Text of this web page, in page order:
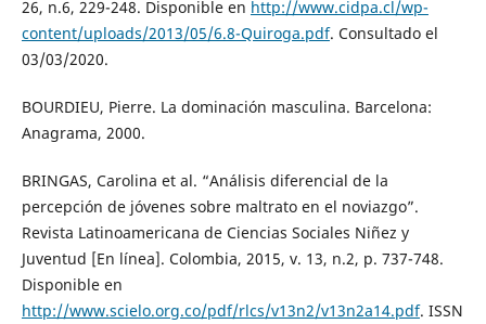
26, n.6, 229-248. Disponible en http://www.cidpa.cl/wp-
content/uploads/2013/05/6.8-Quiroga.pdf. Consultado el
03/03/2020.
BOURDIEU, Pierre. La dominación masculina. Barcelona:
Anagrama, 2000.
BRINGAS, Carolina et al. “Análisis diferencial de la
percepción de jóvenes sobre maltrato en el noviazgo”.
Revista Latinoamericana de Ciencias Sociales Niñez y
Juventud [En línea]. Colombia, 2015, v. 13, n.2, p. 737-748.
Disponible en
http://www.scielo.org.co/pdf/rlcs/v13n2/v13n2a14.pdf. ISSN